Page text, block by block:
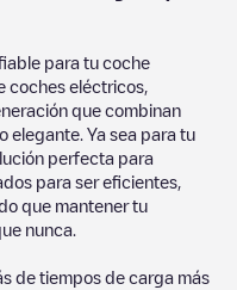
para tu coche
coches eléctricos,
que combinan
elegante. Ya sea para tu
perfecta para
para ser eficientes,
que mantener tu
nunca.
de tiempos de carga más